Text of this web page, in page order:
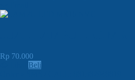
Rp 70.000
Beli